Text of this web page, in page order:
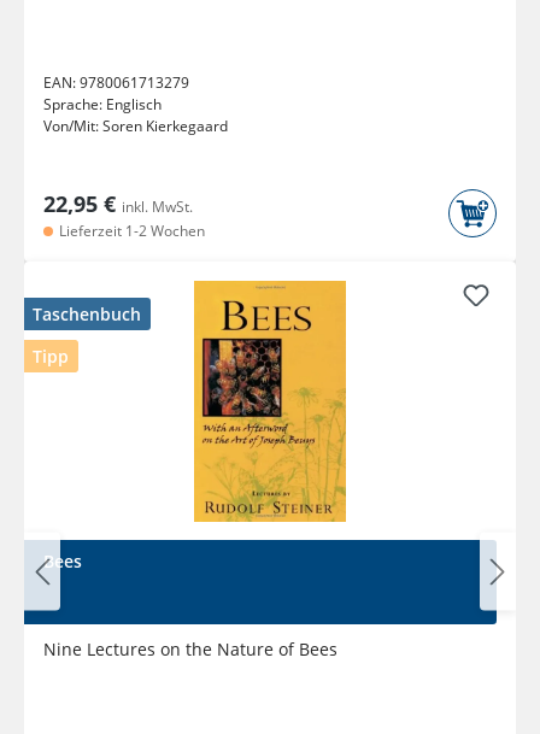
EAN:9780061713279
Sprache: Englisch
Von/Mit:Soren Kierkegaard
22,95 € inkl. MwSt.
Lieferzeit 1-2 Wochen
Taschenbuch
Tipp
Bees
Nine Lectures on the Nature of Bees